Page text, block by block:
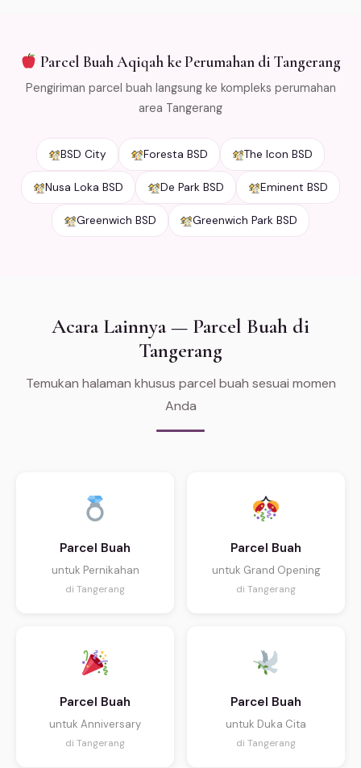
Parcel Buah Aqiqah ke Perumahan di Tangerang
Pengiriman parcel buah langsung ke kompleks perumahan
area Tangerang
BSD City Foresta BSD The Icon BSD
Nusa Loka BSD De Park BSD Eminent BSD
Greenwich BSD Greenwich Park BSD
Acara Lainnya — Parcel Buah di
Tangerang
Temukan halaman khusus parcel buah sesuai momen
Anda
Parcel Buah
untuk Pernikahan
di Tangerang
Parcel Buah
untuk Grand Opening
di Tangerang
Parcel Buah
untuk Anniversary
di Tangerang
Parcel Buah
untuk Duka Cita
di Tangerang